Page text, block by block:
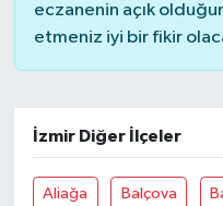
eczanenin açık
etmeniz iyi bir fikir
İzmir Diğer İlçeler
Aliağa Balçova